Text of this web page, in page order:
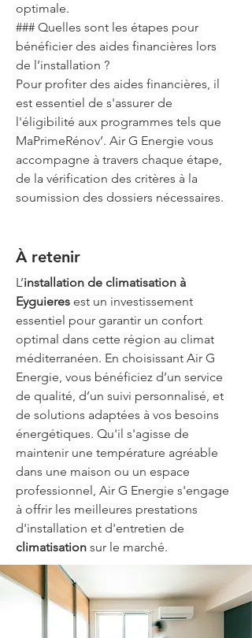
optimale.
### Quelles sont les étapes pour
bénéficier des aides financières lors
de l’installation ?
Pour profiter des aides financières, il
est essentiel de s'assurer de
l'éligibilité aux programmes tels que
MaPrimeRénov’. Air G Energie vous
accompagne à travers chaque étape,
de la vérification des critères à la
soumission des dossiers nécessaires.
À retenir
L’installation de climatisation à
Eyguieres est un investissement
essentiel pour garantir un confort
optimal dans cette région au climat
méditerranéen. En choisissant Air G
Energie, vous bénéficiez d’un service
de qualité, d’un suivi personnalisé, et
de solutions adaptées à vos besoins
énergétiques. Qu'il s'agisse de
maintenir une température agréable
dans une maison ou un espace
professionnel, Air G Energie s'engage
à offrir les meilleures prestations
d'installation et d'entretien de
climatisation sur le marché.